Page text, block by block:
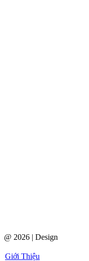
@ 2026 | Design
Giới Thiệu